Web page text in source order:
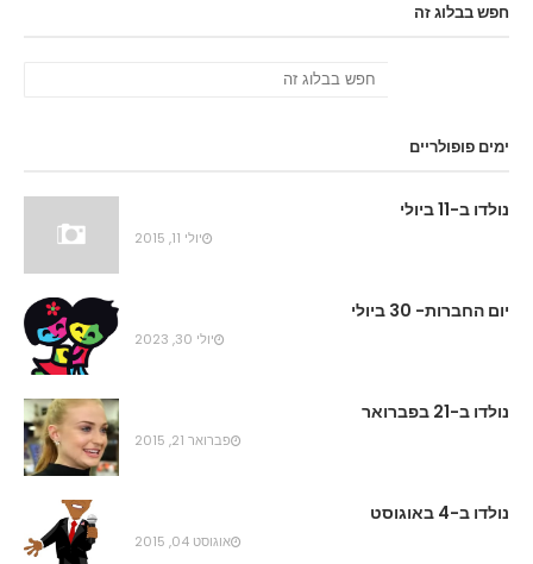
חפש בבלוג זה
ימים פופולריים
נולדו ב-11 ביולי
יולי 11, 2015
יום החברות- 30 ביולי
יולי 30, 2023
נולדו ב-21 בפברואר
פברואר 21, 2015
נולדו ב-4 באוגוסט
אוגוסט 04, 2015